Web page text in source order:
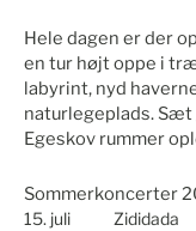
Hele dagen er der
en tur højt oppe i
labyrint, nyd
naturlegeplads. Sæt
Egeskov rummer
Sommerkoncerter
15. juli Zididada